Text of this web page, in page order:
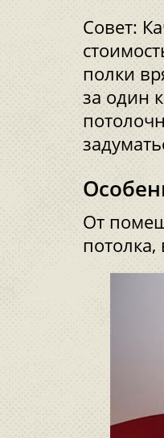
Совет:
полки
за один
От